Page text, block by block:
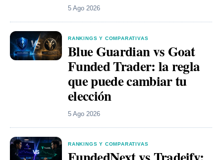
5 Ago 2026
RANKINGS Y COMPARATIVAS
Blue Guardian vs Goat
Funded Trader: la regla
que puede cambiar tu
elección
5 Ago 2026
RANKINGS Y COMPARATIVAS